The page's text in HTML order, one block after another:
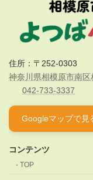
住所：〒252-0303
神奈川県相模原市南
042-733-3337
Googleマップで見
コンテンツ
TOP